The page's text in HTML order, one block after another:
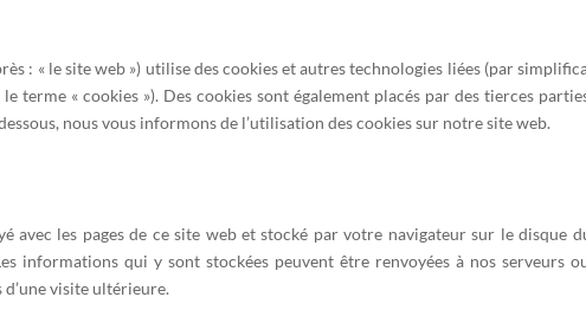
: « le site web ») utilise des cookies et autres technologies liées (par
terme « cookies »). Des cookies sont également placés par des tierces
nous vous informons de l’utilisation des cookies sur notre site web.
avec les pages de ce site web et stocké par votre navigateur sur le disque
informations qui y sont stockées peuvent être renvoyées à nos serveurs
visite ultérieure.